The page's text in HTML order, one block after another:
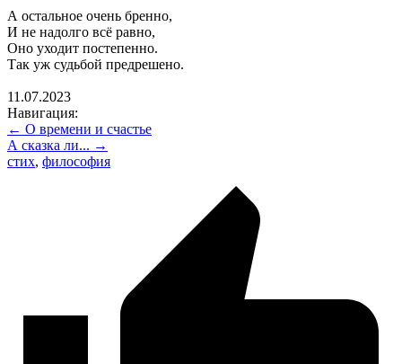
А остальное очень бренно,
И не надолго всё равно,
Оно уходит постепенно.
Так уж судьбой предрешено.
11.07.2023
Навигация:
← О времени и счастье
А сказка ли... →
стих, философия